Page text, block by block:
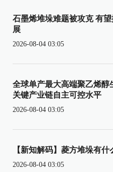
石墨烯堆垛难题被攻克 有
展
2026-08-04 03:05
全球单产最大高端聚乙烯醇
关键产业链自主可控水平
2026-08-04 03:05
【新知解码】菱方堆垛有什
2026-08-04 03:05